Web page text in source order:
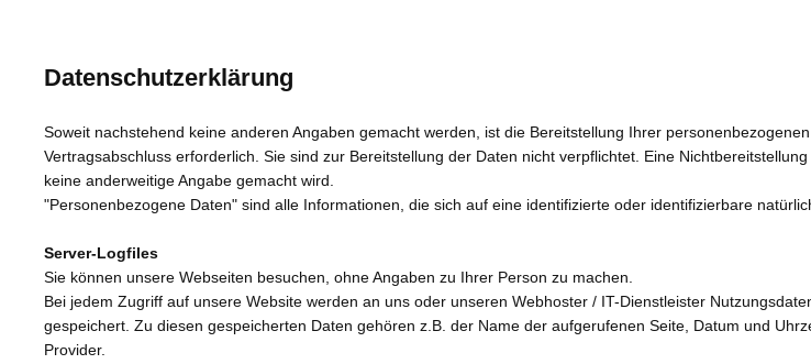
Datenschutzerklärung
Soweit nachstehend keine anderen Angaben gemacht werden, ist die Bereitstellung Ihrer
Vertragsabschluss erforderlich. Sie sind zur Bereitstellung der Daten nicht verpflichtet. Eine
keine anderweitige Angabe gemacht wird.
"Personenbezogene Daten" sind alle Informationen, die sich auf eine identifizierte oder identifizierbare
Server-Logfiles
Sie können unsere Webseiten besuchen, ohne Angaben zu Ihrer Person zu machen.
Bei jedem Zugriff auf unsere Website werden an uns oder unseren Webhoster / IT-Dienstleister
gespeichert. Zu diesen gespeicherten Daten gehören z.B. der Name der aufgerufenen Seite, Datum und
Provider.